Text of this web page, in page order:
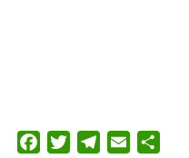
FacebookTwitterTelegram
Email